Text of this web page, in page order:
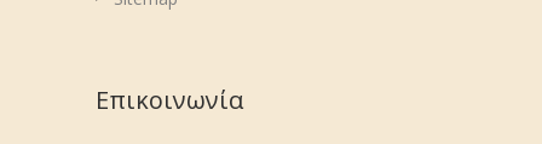
Επικοινωνία